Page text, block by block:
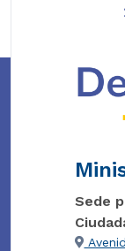
Sede